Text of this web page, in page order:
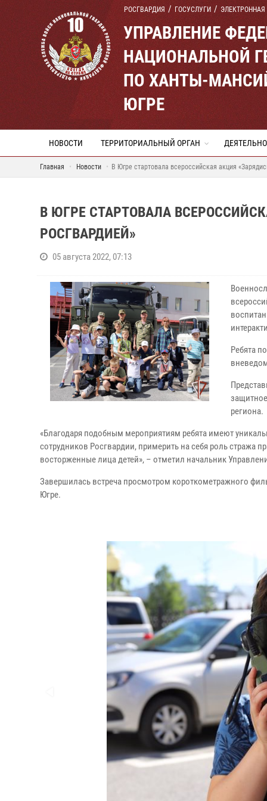
РОСГВАРДИЯ ГОСУСЛУГИ
УПРАВЛЕНИЕ
НАЦИОНАЛЬНОЙ
ПО ХАНТЫ-
ЮГРЕ
НОВОСТИ ТЕРРИТОРИАЛЬНЫЙ ОРГАН
Главная Новости В Югре стартовала всероссийская акция
В ЮГРЕ СТАРТОВАЛА
РОСГВАРДИЕЙ»
05 августа 2022, 07:13
Ребята
региона.
«Благодаря подобным мероприятиям ребята имеют
сотрудников Росгвардии, примерить на себя роль стража
восторженные лица детей», – отметил начальник
Завершилась встреча просмотром короткометражного
Югре.